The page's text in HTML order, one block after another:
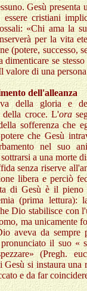
Gesù
essere cristiani
«Chi ama la
per la vita
(potere, successo,
dimenticare se
valore di una
dell'alleanza
della gloria e
della croce. L'ora
sofferenza che
che Gesù
nel suo
a una morte
senza riserve
libera e perciò
di Gesù è il pieno
(prima lettura):
Dio stabilisce con
ma unicamente
aveva da sempre
il suo «
(Pregh.
Gesù si instaura
e da far